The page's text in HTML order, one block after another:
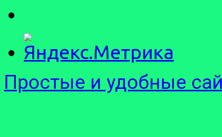
Простые и удобные